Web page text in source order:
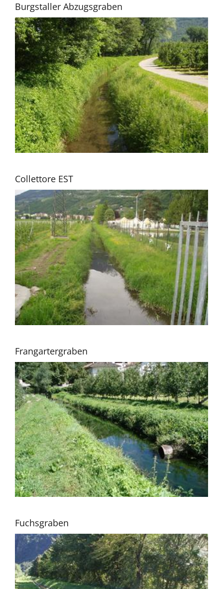
Burgstaller Abzugsgraben
Collettore EST
Frangartergraben
Fuchsgraben